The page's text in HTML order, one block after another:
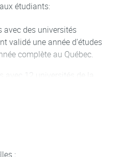
étudiants:
avec des universités
validé une année d'études
complète au Québec.
avec 12 universités de la
validé 2 années après
pour un semestre
possibilité aux étudiants
: